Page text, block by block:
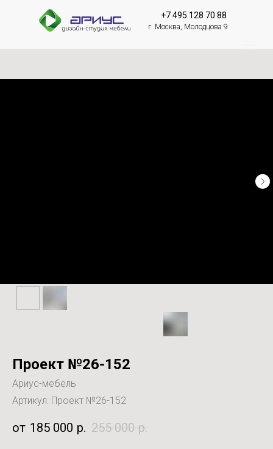
+7 495 128 70 88
г. Москва, Молодцова 9
Проект №26-152
Ариус-мебель
Артикул: Проект №26-152
185 000 р. 255 000 р.